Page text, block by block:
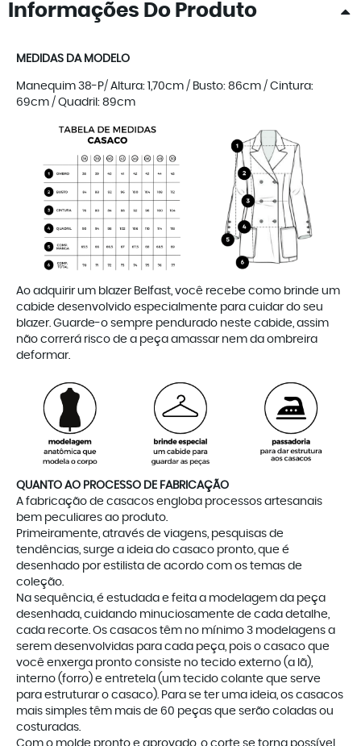
Informações Do Produto
MEDIDAS DA MODELO
Manequim 38-P/ Altura: 1,70cm / Busto: 86cm / Cintura:
69cm / Quadril: 89cm
Ao adquirir um blazer Belfast, você recebe como brinde um
cabide desenvolvido especialmente para cuidar do seu
blazer. Guarde-o sempre pendurado neste cabide, assim
não correrá risco de a peça amassar nem da ombreira
deformar.
QUANTO AO PROCESSO DE FABRICAÇÃO
A fabricação de casacos engloba processos artesanais
bem peculiares ao produto.
Primeiramente, através de viagens, pesquisas de
tendências, surge a ideia do casaco pronto, que é
desenhado por estilista de acordo com os temas de
coleção.
Na sequência, é estudada e feita a modelagem da peça
desenhada, cuidando minuciosamente de cada detalhe,
cada recorte. Os casacos têm no mínimo 3 modelagens a
serem desenvolvidas para cada peça, pois o casaco que
você enxerga pronto consiste no tecido externo (a lã),
interno (forro) e entretela (um tecido colante que serve
para estruturar o casaco). Para se ter uma ideia, os casacos
mais simples têm mais de 60 peças que serão coladas ou
costuradas.